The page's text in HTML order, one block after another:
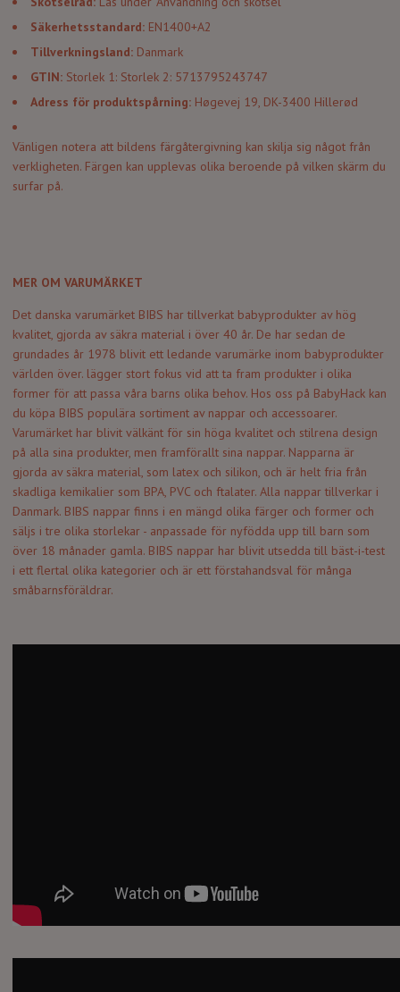
Säkerhetsstandard: EN1400+A2
Tillverkningsland: Danmark
GTIN: Storlek 1: Storlek 2: 5713795243747
Adress för produktspårning: Høgevej 19, DK-3400 Hillerød
Vänligen notera att bildens färgåtergivning kan skilja sig något från
verkligheten. Färgen kan upplevas olika beroende på vilken skärm du
surfar på.
MER OM VARUMÄRKET
Det danska varumärket BIBS har tillverkat babyprodukter av hög
kvalitet, gjorda av säkra material i över 40 år. De har sedan de
grundades år 1978 blivit ett ledande varumärke inom babyprodukter
världen över. lägger stort fokus vid att ta fram produkter i olika
former för att passa våra barns olika behov. Hos oss på BabyHack kan
du köpa BIBS populära sortiment av nappar och accessoarer.
Varumärket har blivit välkänt för sin höga kvalitet och stilrena design
på alla sina produkter, men framförallt sina nappar. Napparna är
gjorda av säkra material, som latex och silikon, och är helt fria från
skadliga kemikalier som BPA, PVC och ftalater. Alla nappar tillverkar i
Danmark. BIBS nappar finns i en mängd olika färger och former och
säljs i tre olika storlekar - anpassade för nyfödda upp till barn som
över 18 månader gamla. BIBS nappar har blivit utsedda till bäst-i-test
i ett flertal olika kategorier och är ett förstahandsval för många
småbarnsföräldrar.